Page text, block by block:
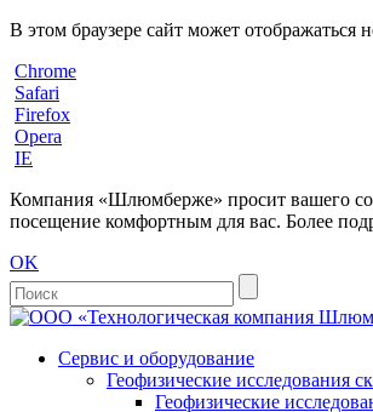
В этом браузере сайт может отображаться
Chrome
Safari
Firefox
Opera
IE
Компания «Шлюмберже» просит вашего
посещение комфортным для вас. Более
OK
Сервис и оборудование
Геофизические исследования
Геофизические